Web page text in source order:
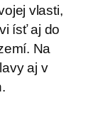
vlasti,
ísť aj do
Na
aj v